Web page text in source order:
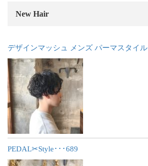
New Hair
デザインマッシュ メンズ パーマスタイル
PEDAL✂︎Style･･･689